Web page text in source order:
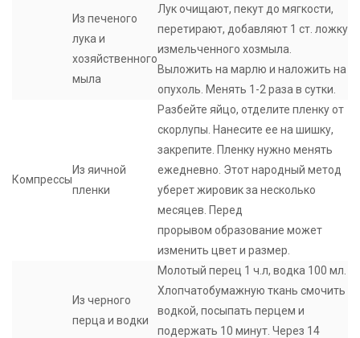
Из печеного
лука и
хозяйственного
мыла
Лук очищают, пекут до мягкости,
перетирают, добавляют 1 ст. ложку
измельченного хозмыла.
Выложить на марлю и наложить на
опухоль. Менять 1-2 раза в сутки.
Компрессы
Из яичной
пленки
Разбейте яйцо, отделите пленку от
скорлупы. Нанесите ее на шишку,
закрепите. Пленку нужно менять
ежедневно. Этот народный метод
уберет жировик за несколько
месяцев. Перед
прорывом образование может
изменить цвет и размер.
Из черного
перца и водки
Молотый перец 1 ч.л, водка 100 мл.
Хлопчатобумажную ткань смочить
водкой, посыпать перцем и
подержать 10 минут. Через 14